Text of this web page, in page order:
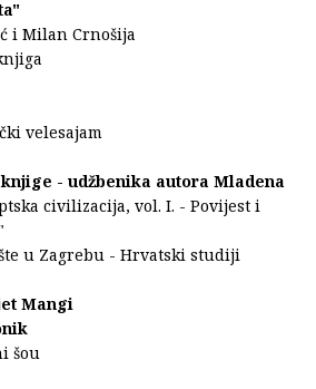
i Milan Crnošija
velesajam
- udžbenika autora Mladena
civilizacija, vol. I. - Povijest i
u Zagrebu - Hrvatski studiji
Mangi
šou